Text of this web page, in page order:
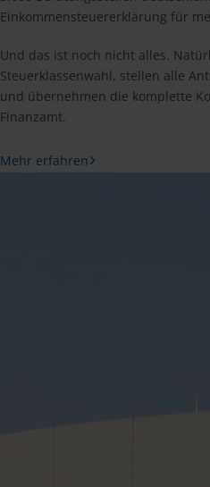
Einkommensteuererklärung für
Und das ist noch nicht alles.
Steuerklassenwahl, stellen alle
und übernehmen die komplette
Finanzamt.
Mehr erfahren